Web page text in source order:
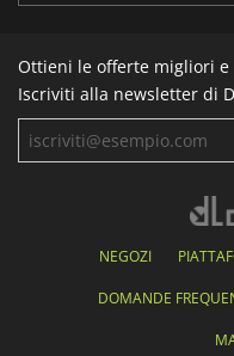
Ottieni le offerte migliori
Iscriviti alla newsletter di
NEGOZI
DOMANDE